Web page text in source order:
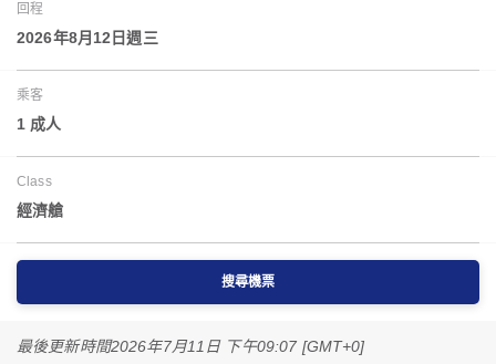
回程
2026年8月12日週三
乘客
1 成人
Class
經濟艙
搜尋機票
最後更新時間2026年7月11日 下午09:07 [GMT+0]